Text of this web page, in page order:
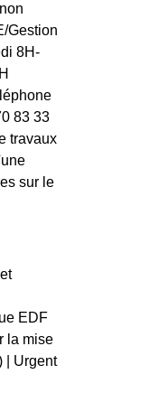
Gestion
8H-
83 33
travaux
sur le
EDF
la mise
| Urgent